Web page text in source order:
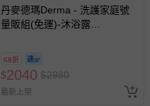
丹麥德瑪Derma - 洗護家庭號
量販組(免運)-沐浴露
68折
$2040 $2980
最新上架